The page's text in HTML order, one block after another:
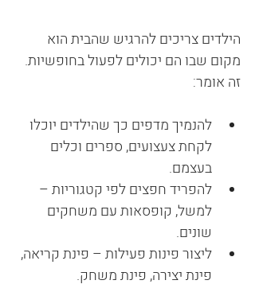
הילדים צריכים להרגיש שהבית הוא
מקום שבו הם יכולים לפעול בחופשיות.
זה אומר:
להנמיך מדפים כך שהילדים יוכלו
לקחת צעצועים, ספרים וכלים
בעצמם.
להפריד חפצים לפי קטגוריות –
למשל, קופסאות עם משחקים
שונים.
ליצור פינות פעילות – פינת קריאה,
פינת יצירה, פינת משחק.